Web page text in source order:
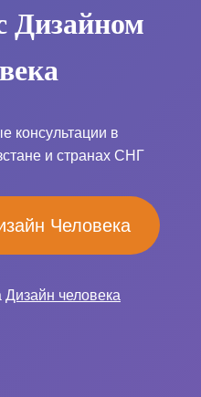
Дизайном
консультации в
и странах СНГ
Человека
Дизайн человека